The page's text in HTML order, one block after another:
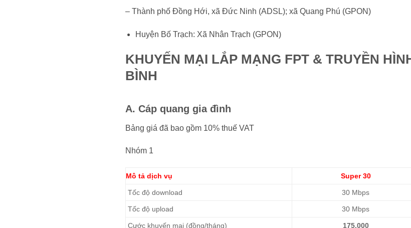
– Thành phố Đồng Hới, xã Đức Ninh (ADSL); xã Quang Phú (GPON)
Huyện Bố Trạch: Xã Nhân Trạch (GPON)
KHUYẾN MẠI LẮP MẠNG FPT & TRUYỀN
BÌNH
A. Cáp quang gia đình
Bảng giá đã bao gồm 10% thuế VAT
Nhóm 1
Mô tả dịch vụ Super 30
Tốc độ download 30 Mbps
Tốc độ upload 30 Mbps
Cước khuyến mại (đồng/tháng) 175.000